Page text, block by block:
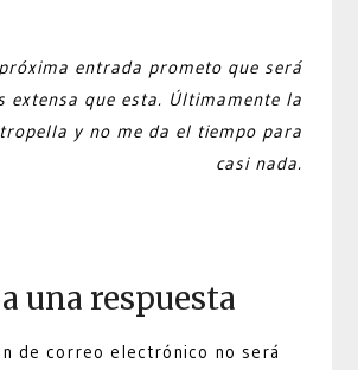
entrada prometo que será
extensa que esta. Últimamente la
y no me da el tiempo para
casi nada.
una respuesta
de correo electrónico no será